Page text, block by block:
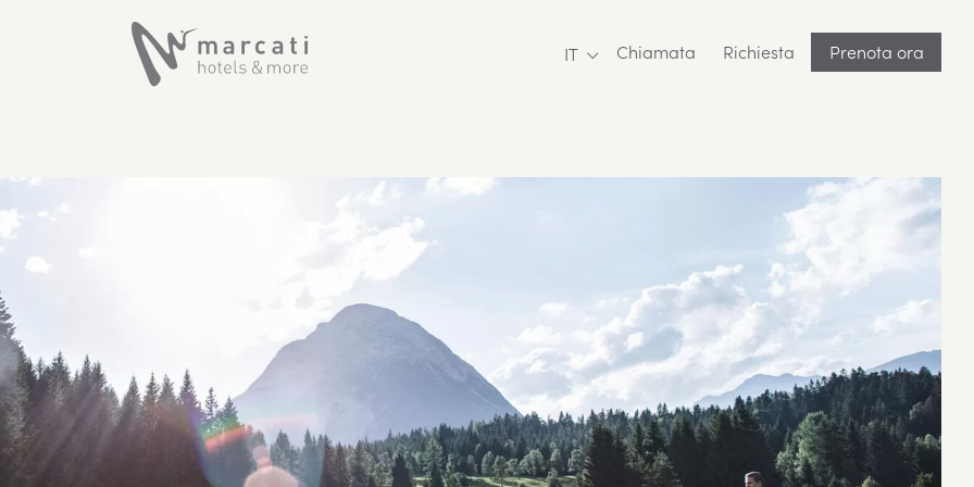
IT Chiamata Richiesta Prenota ora